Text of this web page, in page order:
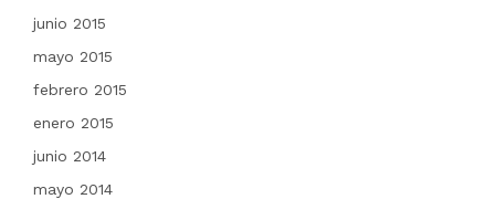
junio 2015
mayo 2015
febrero 2015
enero 2015
junio 2014
mayo 2014